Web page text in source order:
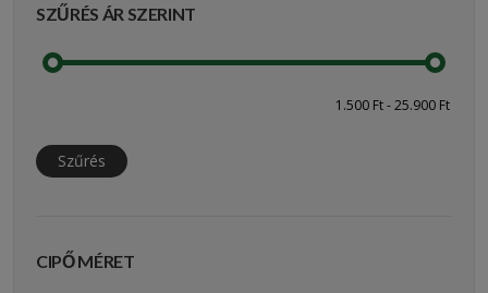
SZŰRÉS ÁR SZERINT
Szűrés
CIPŐ MÉRET